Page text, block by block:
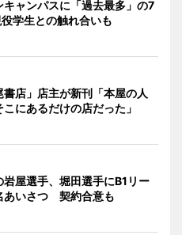
キャンパスに「過去最多」の7
学生との触れ合いも
店」店主が新刊「本屋の人
にあるだけの店だった」
屋選手、堀田選手にB1リー
あいさつ 契約合意も